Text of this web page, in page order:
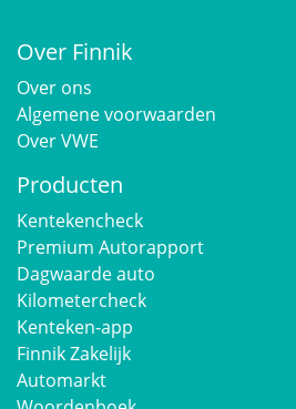
Over Finnik
Over ons
Algemene voorwaarden
Over VWE
Producten
Kentekencheck
Premium Autorapport
Dagwaarde auto
Kilometercheck
Kenteken-app
Finnik Zakelijk
Automarkt